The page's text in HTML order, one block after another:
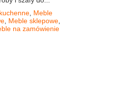
, Meble
, Meble sklepowe,
na zamówienie